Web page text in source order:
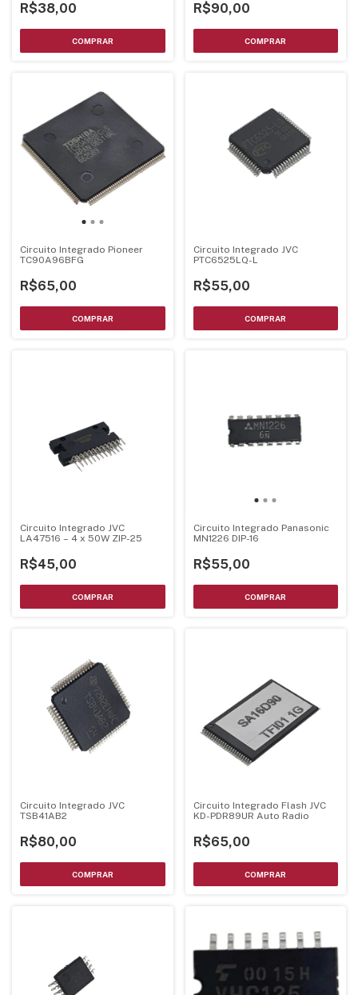
R$38,00 R$90,00
Circuito Integrado Pioneer
TC90A96BFG
R$65,00
Circuito Integrado JVC
PTC6525LQ-L
R$55,00
Circuito Integrado JVC
LA47516 – 4 x 50W ZIP-25
R$45,00
Circuito Integrado Panasonic
MN1226 DIP-16
R$55,00
Circuito Integrado JVC
TSB41AB2
R$80,00
Circuito Integrado Flash JVC
KD-PDR89UR Auto Radio
R$65,00